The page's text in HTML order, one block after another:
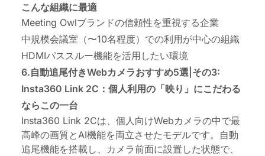
こんな組織に最適
Meeting Owlブランドの信頼性を重視する企業
中規模会議室（〜10名程度）での利用が中心の組織
HDMIパススルー機能を活用したい環境
6.自動追尾付きWebカメラおすすめ5選|その3:
Insta360 Link 2C：個人利用の「映り」にこだわる
ならこの一台
Insta360 Link 2Cは、個人向けWebカメラの中で最
高峰の画質とAI機能を両立させたモデルです。自動
追尾機能を搭載し、カメラ前面に設置した状態で、